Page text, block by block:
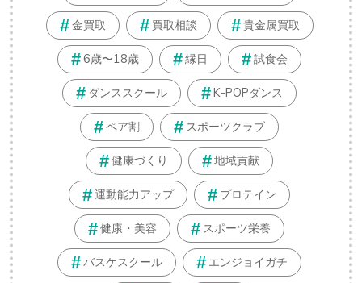
金買取 買取相談 貴金属買取
6歳〜18歳 縁日 試食会
ダンススクール K-POPダンス
ペア割 スポーツクラブ
健康づくり 地域貢献
運動能力アップ プロテイン
健康・美容 スポーツ栄養
バスケスクール エンジョイガチ